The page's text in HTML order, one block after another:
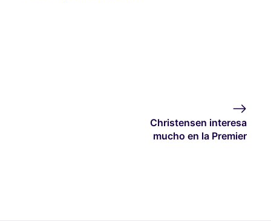
Christensen interesa
mucho en la Premier